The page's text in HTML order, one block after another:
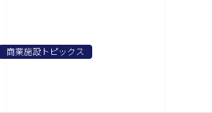
商業施設トピックス